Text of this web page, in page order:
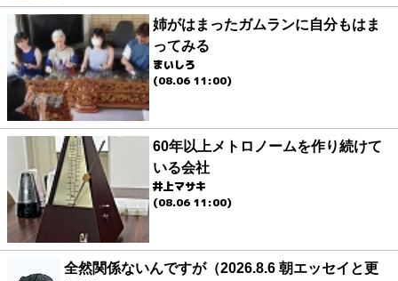
姉がはまったガムランに自分もはま
ってみる
まいしろ
(08.06 11:00)
60年以上メトロノームを作り続けて
いる会社
井上マサキ
(08.06 11:00)
全然関係ないんですが（2026.8.6 朝エッセイと更